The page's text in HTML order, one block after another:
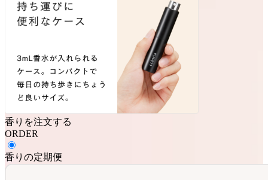
香りを注文する
ORDER
香りの定期便